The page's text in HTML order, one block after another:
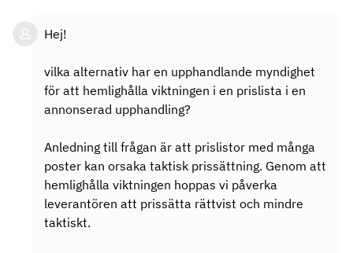
Hej!
vilka alternativ har en upphandlande myndighet
för att hemlighålla viktningen i en prislista i en
annonserad upphandling?
Anledning till frågan är att prislistor med många
poster kan orsaka taktisk prissättning. Genom att
hemlighålla viktningen hoppas vi påverka
leverantören att prissätta rättvist och mindre
taktiskt.